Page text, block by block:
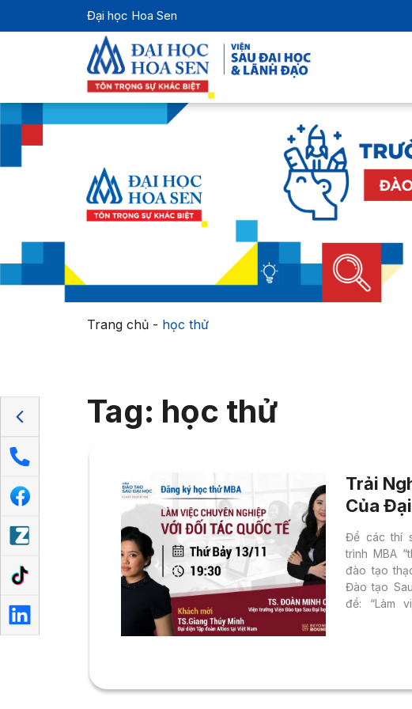
Đại học Hoa Sen
Trang chủ- học thử
Tag: học thử
Trải
Của
Để các thí
trình MBA
đào tạo
Đào tạo
đề: “Làm
Minh – Đại
NGHIỆM
ký